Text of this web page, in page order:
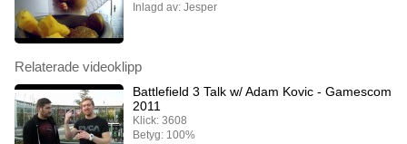
Inlagd av: Jesper
Relaterade videoklipp
Battlefield 3 Talk w/ Adam Kovic - Gamescom
2011
Klick: 3608
Betyg: 100%